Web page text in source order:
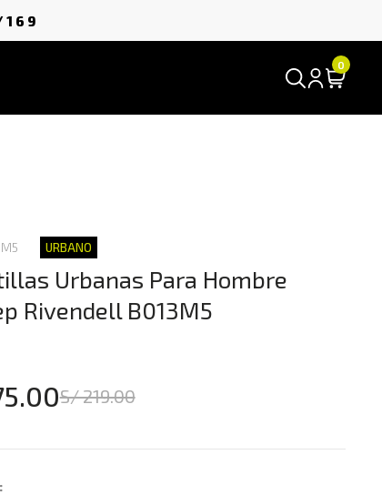
169
0
URBANO
Urbanas Para Hombre
Rivendell B013M5
S/ 219.00